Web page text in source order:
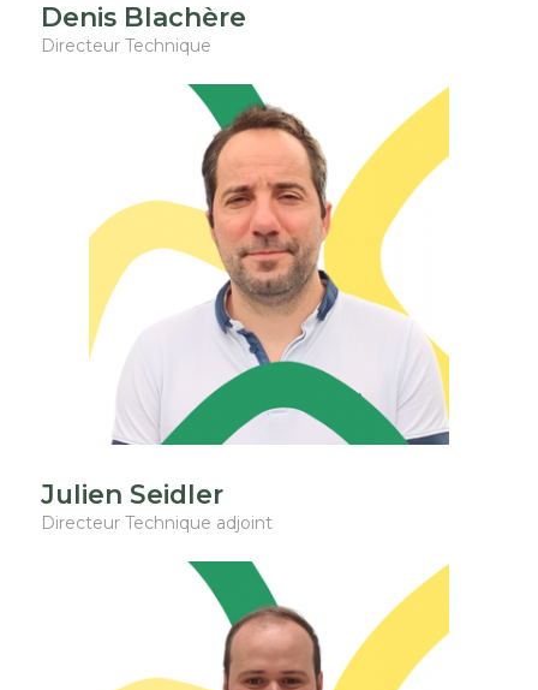
Denis Blachère
Directeur Technique
Julien Seidler
Directeur Technique adjoint